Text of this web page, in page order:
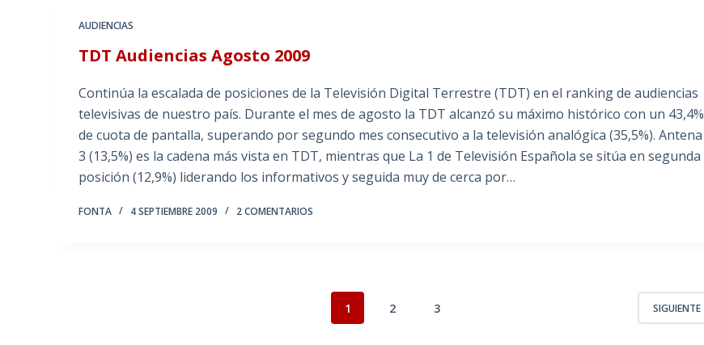
AUDIENCIAS
TDT Audiencias Agosto 2009
Continúa la escalada de posiciones de la Televisión Digital Terrestre (TDT) en el ranking de audiencias
televisivas de nuestro país. Durante el mes de agosto la TDT alcanzó su máximo histórico con un 43,4%
de cuota de pantalla, superando por segundo mes consecutivo a la televisión analógica (35,5%). Antena
3 (13,5%) es la cadena más vista en TDT, mientras que La 1 de Televisión Española se sitúa en segunda
posición (12,9%) liderando los informativos y seguida muy de cerca por…
FONTA 4 SEPTIEMBRE 2009 2 COMENTARIOS
1 2 3 SIGUIENTE